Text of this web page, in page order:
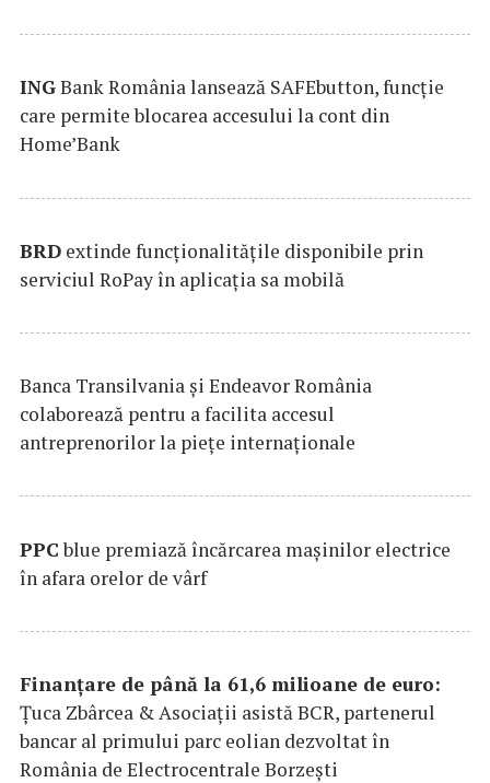
INGBank România lansează SAFEbutton, funcţie
care permite blocarea accesului la cont din
Home’Bank
BRD extinde funcţionalităţile disponibile prin
serviciul RoPay în aplicaţia sa mobilă
Banca Transilvania şi Endeavor România
colaborează pentru a facilita accesul
antreprenorilor la pieţe internaţionale
PPCblue premiază încărcarea maşinilor electrice
în afara orelor de vârf
Finanțare de până la 61,6 milioane de euro:
Țuca Zbârcea & Asociații asistă BCR, partenerul
bancar al primului parc eolian dezvoltat în
România de Electrocentrale Borzești